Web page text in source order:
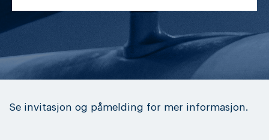
Se invitasjon og påmelding for mer informasjon.